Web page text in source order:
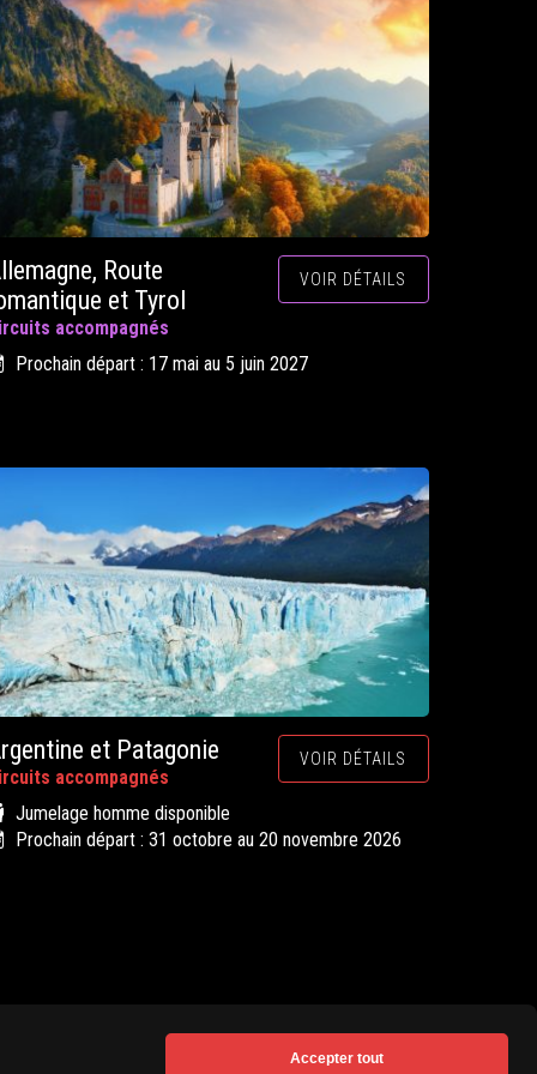
Accepter tout
Route
et Tyrol
accompagnés
VOIR DÉTAILS
Prochain départ : 17 mai au 5 juin 2027
et Patagonie
accompagnés
VOIR DÉTAILS
Jumelage homme disponible
Prochain départ : 31 octobre au 20 novembre 2026